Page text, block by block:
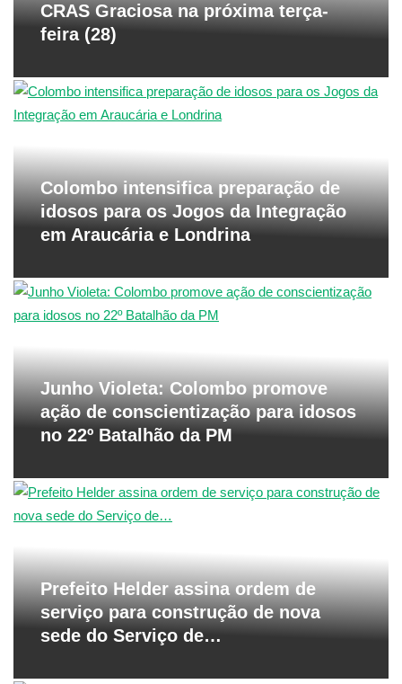
CRAS Graciosa na próxima terça-
feira (28)
Colombo intensifica preparação de
idosos para os Jogos da Integração
em Araucária e Londrina
Junho Violeta: Colombo promove
ação de conscientização para idosos
no 22º Batalhão da PM
Prefeito Helder assina ordem de
serviço para construção de nova
sede do Serviço de…